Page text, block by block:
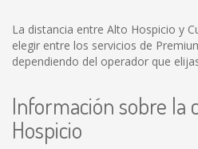
La distancia entre Alto Hospicio y
elegir entre los servicios de
dependiendo del operador que
Información sobre la
Hospicio